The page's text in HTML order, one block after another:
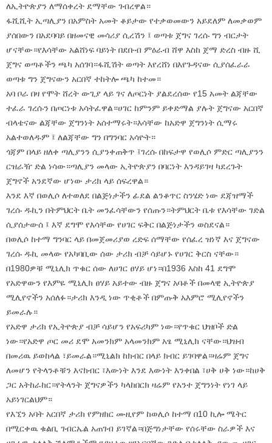
ለኢትዮጵያን ለማሰቀረት ደማቸው ገብረዋል።
ፋሺሺት ኢጣሊያን በአምስት አመት ቆይታው የተቃወመውን አይደለም ለመቃወም
ያሰበውን በአደባባይ በዘመናዊ መሳሪያ ሲረሽን ፤ ወጣቱ ጀግና ገረሱ ግን ብርታት
ሆናቸው።የእሳቸው አልሸነፍ ባይነት በደቡብ ምዕራብ ሸዋ እስከ ጀማ ድረስ ብዙ ሺ
ጀግና ወጣቶችን ጫካ አሰገባ።ፋሺሽት ወጣት እየረሸነ በእየጉዳናው ሲያሰፈራራ
ወጣቱ ግን ጀግናውን አርበኛ ተከትሎ ጫካ ከተመ።
አባ ቦራ በዛ የሞት ሸረት ውጊያ ላይ ገና ለጦርነት ያልደረሰው የ15 አመት ልጃቸው
ተፈራ ገረሱን በጦርነቱ አሳትፈዋል።ሀገር ከምንም ይቀድማል ያሉት ጀግናው አርበኛ
ብላቴናው ልጃቸው ጀግንነት አሰተማሩት።እሳቸው ከአድዋ ጀግንነት ሲማሩ
አልተወለዱም ፤ ለልጃቸው ግን በግንባር አሳዮት።
ጎጃም በላይ ዘለቀ ጣሊያንን ሲያንቀጠቅጥ ፤ገረሱ በከፍታዋ የወሊሶ ምድር ጣሊያንን
ርዝራዥ ድል ነሳው።ጣሊያን መላው ኢትዮጵያን በባርነት እንዳይገዛ ካደረጉት
ጀግኖች አንደኛው ሆነው ታሪክ ላይ ሰፍረዋል።
እንደ እኛ በወሊሶ ለተወለደ በልጅነታችን ፊደል ልንቆጥር ስንሄድ ነው ደጃዝማች
ገረሱ ዱኪን በትምህርት ቤት መንፈሳቸውን የሰጡን።ትምህርት ቤቱ የእሳቸው ገድል
ሲያሰታውሰ ፤ እኛ ደግሞ የእሳቸው የሀገር ፍቅር በልጅነታችን ወስደናል።
በወሊሶ ከተማ ግንባር ላይ በመጀመሪያወ ረድፍ ሰማቸው የሰፈረ ዝነኛ እና ጀግናው
ገረሱ ዱኪ መላው የአካባቢው ሰው ታሪክ ብቻ ሳይሆኑ የሀገር ቅርስ ናቸው።
በ1980ዎቹ ሚኒሊክ ጥቁር ሰው ለሀገር ፀሃይ ሆነ።በ1936 እስከ 41 ደግሞ
የአድዋውን የእምዬ ሚኒሊክ ፀሃይ አይተው ብዙ ጀግና አባቶች በመላዊ ኢትዮጵያ
ሚሊየኖችን አሰለፉ።ታሪክ እንዲ ነው ጥቂቶች በምጡቅ አእምሮ ሚሊየኖችን
ይመራሉ።
የአድዋ ታሪክ የኢትዮጵያ ብቻ ሳይሆን የአፍሪካም ነው።የጥቁር ህዝቦች ድል
ነው።የአድዋ ጦር መሪ ደሞ አመንክም አላመንክም አፄ ሚኒሊክ ናቸው።ህዝብ
በመሪዉ ይወከላል ፣ይመራል።ሚኒልክ ከክብር በላይ ክብር ይገባዋል።ዛሬም ጀግና
ለመሆን የትላንቶቹን እናክብር ፣እውነት እንደ እውነት እንቀበል ፣ሀቅ ሀቅ ነው።ከሀቅ
ጋር አትከራከር።የትላንት ጀግናዎችን ካላከበርክ ዛሬም የአንተ ጀግንነት የነገ ላይ
አይነገርልህም።
የእኚን አባት አርበኛ ታሪክ የምዘክር ሙዚየም ከወሊሶ ከተማ በ10 ኪሎ ሜትር
በሚርቀዉ ቁልቢ ገብርኤል አጠገብ ይገኛል።በጅግነታቸው የሰሩቸው ስራዎች እና